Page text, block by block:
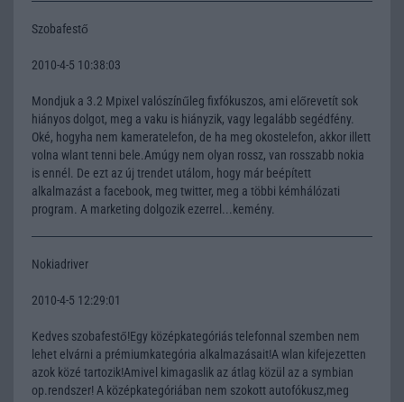
Szobafestő
2010-4-5 10:38:03
Mondjuk a 3.2 Mpixel valószínűleg fixfókuszos, ami előrevetít sok
hiányos dolgot, meg a vaku is hiányzik, vagy legalább segédfény.
Oké, hogyha nem kameratelefon, de ha meg okostelefon, akkor illett
volna wlant tenni bele.Amúgy nem olyan rossz, van rosszabb nokia
is ennél. De ezt az új trendet utálom, hogy már beépített
alkalmazást a facebook, meg twitter, meg a többi kémhálózati
program. A marketing dolgozik ezerrel...kemény.
Nokiadriver
2010-4-5 12:29:01
Kedves szobafestő!Egy középkategóriás telefonnal szemben nem
lehet elvárni a prémiumkategória alkalmazásait!A wlan kifejezetten
azok közé tartozik!Amivel kimagaslik az átlag közül az a symbian
op.rendszer! A középkategóriában nem szokott autofókusz,meg